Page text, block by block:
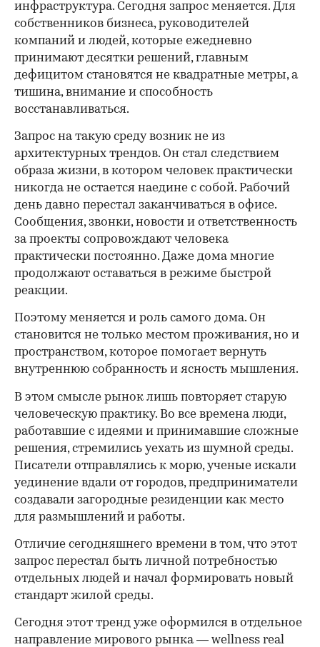
инфраструктура. Сегодня запрос меняется. Для
собственников бизнеса, руководителей
компаний и людей, которые ежедневно
принимают десятки решений, главным
дефицитом становятся не квадратные метры, а
тишина, внимание и способность
восстанавливаться.
Запрос на такую среду возник не из
архитектурных трендов. Он стал следствием
образа жизни, в котором человек практически
никогда не остается наедине с собой. Рабочий
день давно перестал заканчиваться в офисе.
Сообщения, звонки, новости и ответственность
за проекты сопровождают человека
практически постоянно. Даже дома многие
продолжают оставаться в режиме быстрой
реакции.
Поэтому меняется и роль самого дома. Он
становится не только местом проживания, но и
пространством, которое помогает вернуть
внутреннюю собранность и ясность мышления.
В этом смысле рынок лишь повторяет старую
человеческую практику. Во все времена люди,
работавшие с идеями и принимавшие сложные
решения, стремились уехать из шумной среды.
Писатели отправлялись к морю, ученые искали
уединение вдали от городов, предприниматели
создавали загородные резиденции как место
для размышлений и работы.
Отличие сегодняшнего времени в том, что этот
запрос перестал быть личной потребностью
отдельных людей и начал формировать новый
стандарт жилой среды.
Сегодня этот тренд уже оформился в отдельное
направление мирового рынка — wellness real